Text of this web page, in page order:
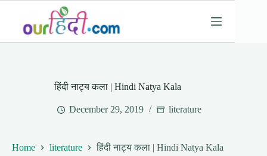
content
हिंदी नाट्य कला | Hindi Natya Kala
December 29, 2019 literature
Home literature हिंदी नाट्य कला | Hindi Natya Kala